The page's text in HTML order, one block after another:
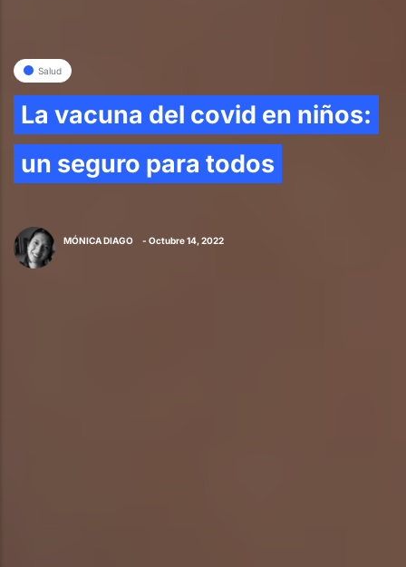
Salud
La vacuna del covid en niños:
un seguro para todos
MÓNICA DIAGO - Octubre 14, 2022